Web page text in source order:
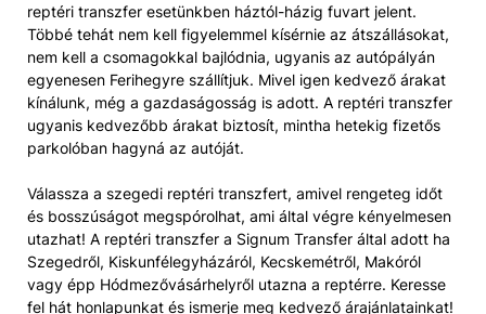
reptéri transzfer esetünkben háztól-házig fuvart jelent.
Többé tehát nem kell figyelemmel kísérnie az átszállásokat,
nem kell a csomagokkal bajlódnia, ugyanis az autópályán
egyenesen Ferihegyre szállítjuk. Mivel igen kedvező árakat
kínálunk, még a gazdaságosság is adott. A reptéri transzfer
ugyanis kedvezőbb árakat biztosít, mintha hetekig fizetős
parkolóban hagyná az autóját.
Válassza a szegedi reptéri transzfert, amivel rengeteg időt
és bosszúságot megspórolhat, ami által végre kényelmesen
utazhat! A reptéri transzfer a Signum Transfer által adott ha
Szegedről, Kiskunfélegyházáról, Kecskemétről, Makóról
vagy épp Hódmezővásárhelyről utazna a reptérre. Keresse
fel hát honlapunkat és ismerje meg kedvező árajánlatainkat!